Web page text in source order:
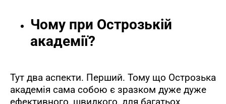
Чому при Острозькій
академії?
Тут два аспекти. Перший. Тому що Острозька
академія сама собою є зразком дуже дуже